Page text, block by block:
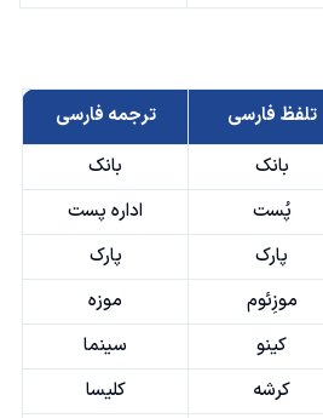
تلفظ فارسی
ترجمه فارسی
بانک
بانک
پُست
اداره پست
پارک
پارک
موزِئوم
موزه
کینو
سینما
کرشه
کلیسا